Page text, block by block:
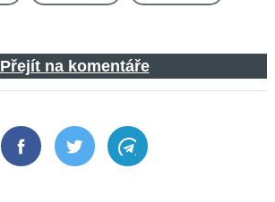
Přejít na komentáře
FacebookTwitter Telegram